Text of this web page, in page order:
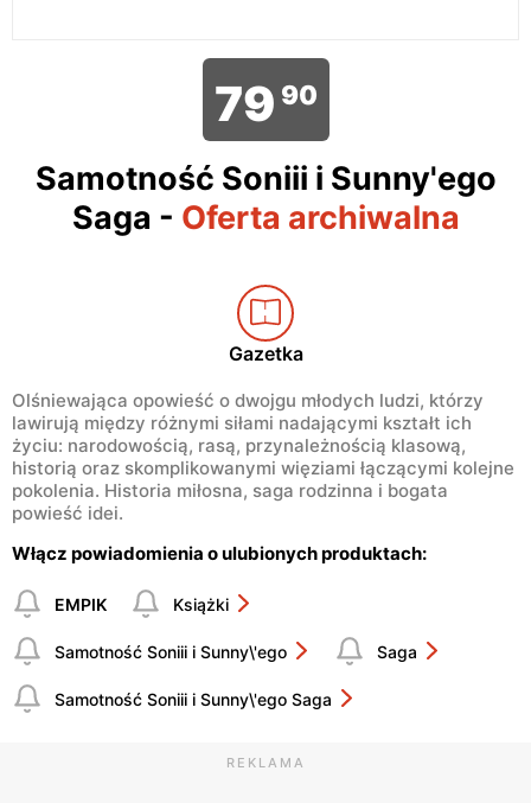
79 90
Samotność Soniii i Sunny'ego
Saga - Oferta archiwalna
Gazetka
Olśniewająca opowieść o dwojgu młodych ludzi, którzy
lawirują między różnymi siłami nadającymi kształt ich
życiu: narodowością, rasą, przynależnością klasową,
historią oraz skomplikowanymi więziami łączącymi kolejne
pokolenia. Historia miłosna, saga rodzinna i bogata
powieść idei.
Włącz powiadomienia o ulubionych produktach:
EMPIK Książki
Samotność Soniii i Sunny\'ego Saga
Samotność Soniii i Sunny\'ego Saga
REKLAMA